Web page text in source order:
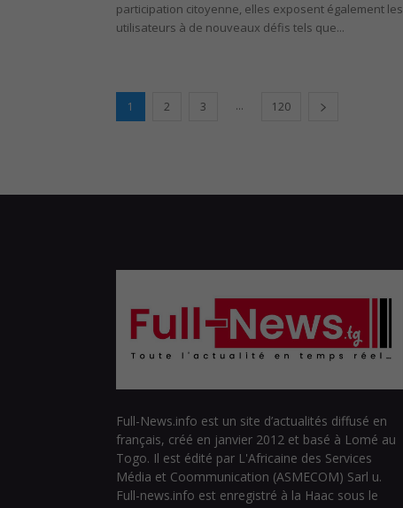
participation citoyenne, elles exposent également les
utilisateurs à de nouveaux défis tels que...
1 2 3 ... 120
Full-News.info est un site d’actualités diffusé en
français, créé en janvier 2012 et basé à Lomé au
Togo. Il est édité par L'Africaine des Services
Média et Coommunication (ASMECOM) Sarl u.
Full-news.info est enregistré à la Haac sous le